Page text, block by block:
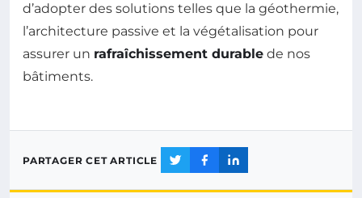
d’adopter des solutions telles que la géothermie,
l’architecture passive et la végétalisation pour
assurer un rafraîchissement durable de nos
bâtiments.
PARTAGER CET ARTICLE